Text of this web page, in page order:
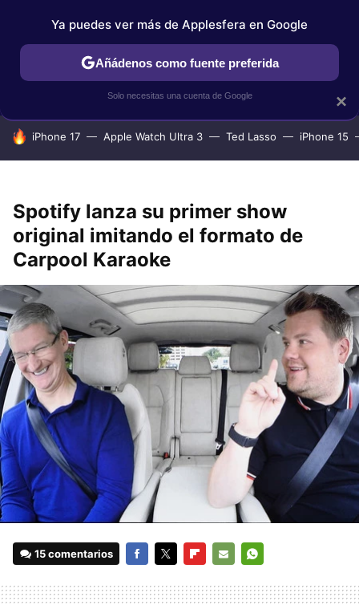
IPHONE TUTORIALES APPLESFERA SELECCIÓN
HOY SE HABLA DE
iPhone 17 Apple Watch Ultra 3 Ted Lasso iPhone 15
Spotify lanza su primer show
original imitando el formato de
Carpool Karaoke
15 comentarios
MAIL
×
Ya puedes ver más de Applesfera en Google
Añádenos como fuente preferida
Solo necesitas una cuenta de Google